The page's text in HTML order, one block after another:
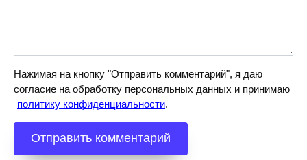
Нажимая на кнопку "Отправить комментарий", я даю
согласие на обработку персональных данных и принимаю
политику конфиденциальности.